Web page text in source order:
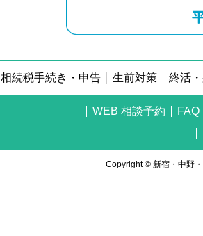
相続税手続き・申告 生前対策 終活
WEB 相談予約 FAQ
Copyright © 新宿・中野